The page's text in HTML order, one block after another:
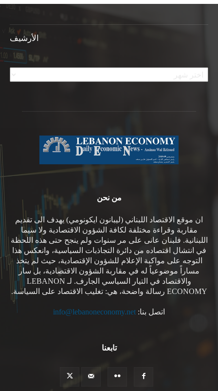
الأرشيف
الأرشيف
من نحن
ان موقع الاقتصاد اللبناني (ليبانون ايكونومي) يهدف الى تقديم
مقاربة وقراءة مختلفة لكافة الشؤون الاقتصادية ولا سيما
اللبنانية. فلبنان عانى على مر سنوات ولم ينجح حتى هذه اللحظة
في انتشال اقتصاده من دائرة التجاذبات السياسية، وانعكس هذا
التوجه على مواكبة الإعلام للشؤون الإقتصادية، حيث لم يتخذ
مساراً موضوعياً له في مقاربة الشؤون الاقتصادية، بل سار
والاقتصاد في التيار السياسي الجارف. لـ LEBANON
ECONOMY رسالة واضحة، هي: تغليب الاقتصاد على السياسة.
اتصل بنا: info@lebanoneconomy.net
تابعنا